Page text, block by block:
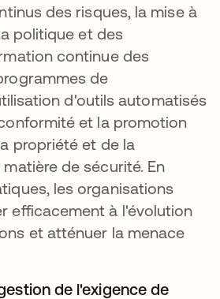
des risques, la mise à
politique et des
continue des
de
d'outils automatisés
et la promotion
propriété et de la
de sécurité. En
les organisations
efficacement à l'évolution
et atténuer la menace
de l'exigence de